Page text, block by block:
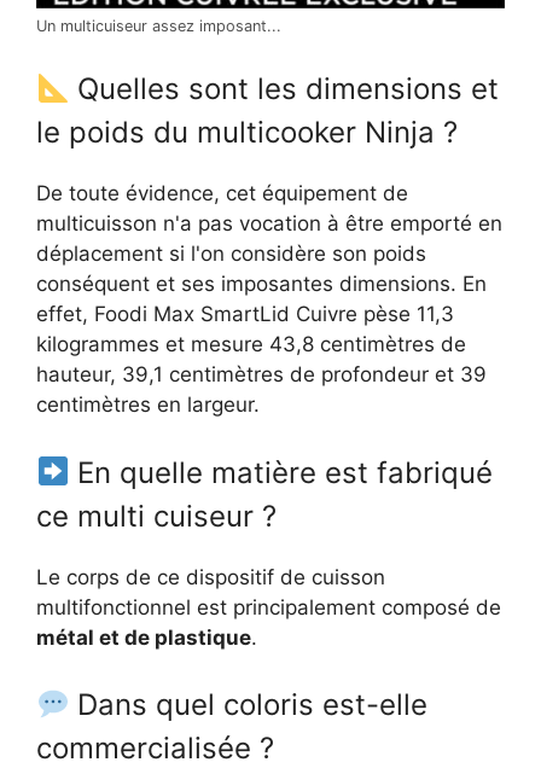
Un multicuiseur assez imposant...
Quelles sont les dimensions et
le poids du multicooker Ninja ?
De toute évidence, cet équipement de
multicuisson n'a pas vocation à être emporté en
déplacement si l'on considère son poids
conséquent et ses imposantes dimensions. En
effet, Foodi Max SmartLid Cuivre pèse 11,3
kilogrammes et mesure 43,8 centimètres de
hauteur, 39,1 centimètres de profondeur et 39
centimètres en largeur.
En quelle matière est fabriqué
ce multi cuiseur ?
Le corps de ce dispositif de cuisson
multifonctionnel est principalement composé de
métal et de plastique.
Dans quel coloris est-elle
commercialisée ?